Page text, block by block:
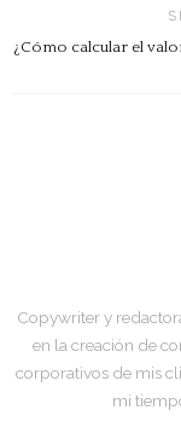
¿Cómo calcular el
Copywriter y
en la creación de
corporativos de mis
mi